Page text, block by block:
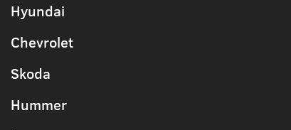
Hyundai
Chevrolet
Skoda
Hummer